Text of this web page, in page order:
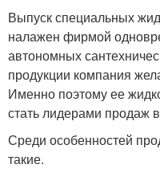
Выпуск специальных
налажен фирмой
автономных
продукции компания
Именно поэтому ее
стать лидерами продаж
Среди особенностей
такие.